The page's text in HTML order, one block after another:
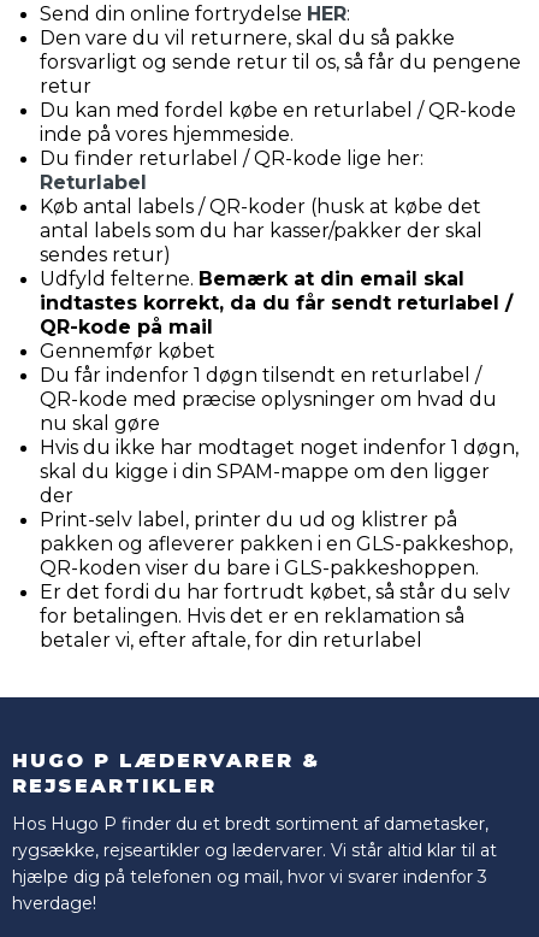
Send din online fortrydelse HER:
Den vare du vil returnere, skal du så pakke
forsvarligt og sende retur til os, så får du pengene
retur
Du kan med fordel købe en returlabel / QR-kode
inde på vores hjemmeside.
Du finder returlabel / QR-kode lige her:
Returlabel
Køb antal labels / QR-koder (husk at købe det
antal labels som du har kasser/pakker der skal
sendes retur)
Udfyld felterne. Bemærk at din email skal
indtastes korrekt, da du får sendt returlabel /
QR-kode på mail
Gennemfør købet
Du får indenfor 1 døgn tilsendt en returlabel /
QR-kode med præcise oplysninger om hvad du
nu skal gøre
Hvis du ikke har modtaget noget indenfor 1 døgn,
skal du kigge i din SPAM-mappe om den ligger
der
Print-selv label, printer du ud og klistrer på
pakken og afleverer pakken i en GLS-pakkeshop,
QR-koden viser du bare i GLS-pakkeshoppen.
Er det fordi du har fortrudt købet, så står du selv
for betalingen. Hvis det er en reklamation så
betaler vi, efter aftale, for din returlabel
HUGO P LÆDERVARER &
REJSEARTIKLER
Hos Hugo P finder du et bredt sortiment af dametasker,
rygsække, rejseartikler og lædervarer. Vi står altid klar til at
hjælpe dig på telefonen og mail, hvor vi svarer indenfor 3
hverdage!